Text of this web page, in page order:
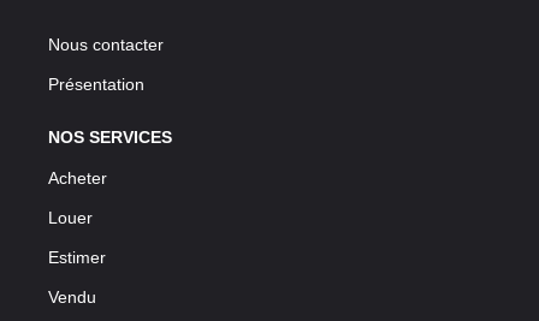
Nous contacter
Présentation
NOS SERVICES
Acheter
Louer
Estimer
Vendu